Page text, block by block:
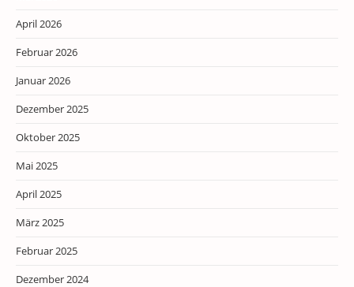
April 2026
Februar 2026
Januar 2026
Dezember 2025
Oktober 2025
Mai 2025
April 2025
März 2025
Februar 2025
Dezember 2024